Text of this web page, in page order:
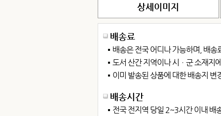
상세이미지
배송료
배송은 전국 어디나 가능하며, 배송
도서 산간 지역이나 시ㆍ군 소재지
이미 발송된 상품에 대한 배송지
배송시간
전국 전지역 당일 2~3시간 이내 배